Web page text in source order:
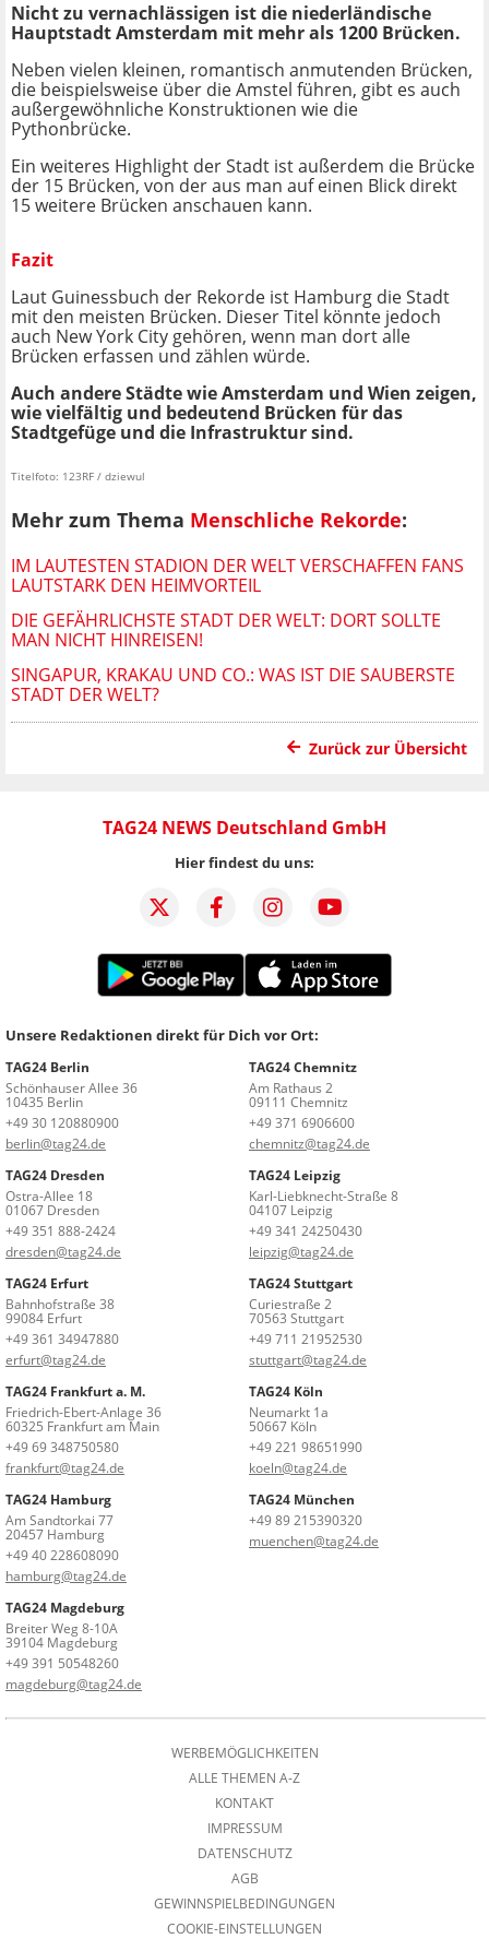
Nicht zu vernachlässigen ist die niederländische
Hauptstadt Amsterdam mit mehr als 1200 Brücken.
Neben vielen kleinen, romantisch anmutenden Brücken,
die beispielsweise über die Amstel führen, gibt es auch
außergewöhnliche Konstruktionen wie die
Pythonbrücke.
Ein weiteres Highlight der Stadt ist außerdem die Brücke
der 15 Brücken, von der aus man auf einen Blick direkt
15 weitere Brücken anschauen kann.
Fazit
Laut Guinessbuch der Rekorde ist Hamburg die Stadt
mit den meisten Brücken. Dieser Titel könnte jedoch
auch New York City gehören, wenn man dort alle
Brücken erfassen und zählen würde.
Auch andere Städte wie Amsterdam und Wien zeigen,
wie vielfältig und bedeutend Brücken für das
Stadtgefüge und die Infrastruktur sind.
Titelfoto: 123RF / dziewul
Mehr zum Thema Menschliche Rekorde:
IM LAUTESTEN STADION DER WELT VERSCHAFFEN FANS
LAUTSTARK DEN HEIMVORTEIL
DIE GEFÄHRLICHSTE STADT DER WELT: DORT SOLLTE
MAN NICHT HINREISEN!
SINGAPUR, KRAKAU UND CO.: WAS IST DIE SAUBERSTE
STADT DER WELT?
Zurück zur Übersicht
TAG24 NEWS Deutschland GmbH
Hier findest du uns:
Unsere Redaktionen direkt für Dich vor Ort:
TAG24 Berlin
Schönhauser Allee 36
10435 Berlin
+49 30 120880900
berlin@tag24.de
TAG24 Chemnitz
Am Rathaus 2
09111 Chemnitz
+49 371 6906600
chemnitz@tag24.de
TAG24 Dresden
Ostra-Allee 18
01067 Dresden
+49 351 888-2424
dresden@tag24.de
TAG24 Leipzig
Karl-Liebknecht-Straße 8
04107 Leipzig
+49 341 24250430
leipzig@tag24.de
TAG24 Erfurt
Bahnhofstraße 38
99084 Erfurt
+49 361 34947880
erfurt@tag24.de
TAG24 Stuttgart
Curiestraße 2
70563 Stuttgart
+49 711 21952530
stuttgart@tag24.de
TAG24 Frankfurt a. M.
Friedrich-Ebert-Anlage 36
60325 Frankfurt am Main
+49 69 348750580
frankfurt@tag24.de
TAG24 Köln
Neumarkt 1a
50667 Köln
+49 221 98651990
koeln@tag24.de
TAG24 Hamburg
Am Sandtorkai 77
20457 Hamburg
+49 40 228608090
hamburg@tag24.de
TAG24 München
+49 89 215390320
muenchen@tag24.de
TAG24 Magdeburg
Breiter Weg 8-10A
39104 Magdeburg
+49 391 50548260
magdeburg@tag24.de
WERBEMÖGLICHKEITEN
ALLE THEMEN A-Z
KONTAKT
IMPRESSUM
DATENSCHUTZ
AGB
GEWINNSPIELBEDINGUNGEN
COOKIE-EINSTELLUNGEN